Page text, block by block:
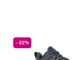
- 22%